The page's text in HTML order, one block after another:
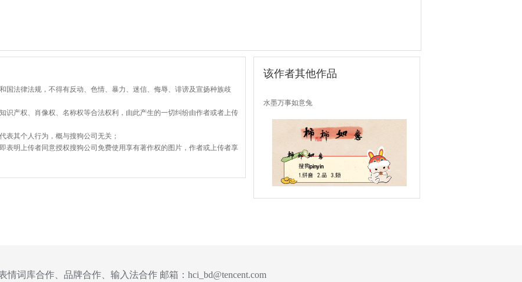
国法律法规，不得有反动、色情、暴力、迷信、侮辱、诽谤及宣扬种族歧
识产权、肖像权、名称权等合法权利，由此产生的一切纠纷由作者或者上传
表其个人行为，概与搜狗公司无关；
表明上传者同意授权搜狗公司免费使用享有著作权的图片，作者或上传者享
该作者其他作品
水墨万事如意兔
情词库合作、品牌合作、输入法合作 邮箱： hci_bd@tencent.com